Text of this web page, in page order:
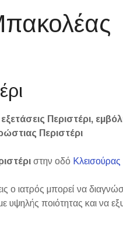
Περιστέρι,
Περιστέρι
στην οδό Κλεισούρας
ο ιατρός μπορεί να
υψηλής ποιότητας και να